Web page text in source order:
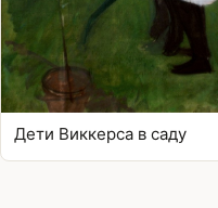
Дети Виккерса в саду